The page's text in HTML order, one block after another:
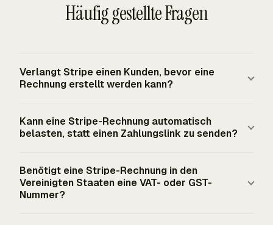
Häufig gestellte Fragen
Verlangt Stripe einen Kunden, bevor eine
Rechnung erstellt werden kann?
einen Customer und verwendet diese Kunden-ID beim
Erstellen der Rechnung. Der Kundendatensatz ist
zum Steuerstandort, Zahlungsmethoden und
Rechnungszustellung verwendet.
Kann eine Stripe-Rechnung automatisch
belasten, statt einen Zahlungslink zu senden?
per E-Mail gesendete Zahlungsanweisungen und
`charge_automatically` zum Belasten der
Benötigt eine Stripe-Rechnung in den
Vereinigten Staaten eine VAT- oder GST-
Nummer?